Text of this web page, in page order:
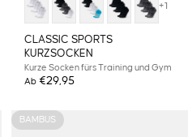
+1
CLASSIC SPORTS
KURZSOCKEN
Kurze Socken fürs Training und Gym
Ab €29,95
BAMBUS